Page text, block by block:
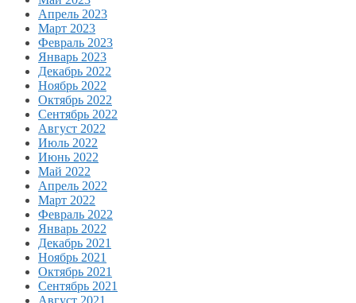
Апрель 2023
Март 2023
Февраль 2023
Январь 2023
Декабрь 2022
Ноябрь 2022
Октябрь 2022
Сентябрь 2022
Август 2022
Июль 2022
Июнь 2022
Май 2022
Апрель 2022
Март 2022
Февраль 2022
Январь 2022
Декабрь 2021
Ноябрь 2021
Октябрь 2021
Сентябрь 2021
Август 2021